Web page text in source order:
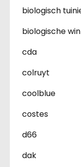
biologisch
biologische
cda
colruyt
coolblue
costes
d66
dak